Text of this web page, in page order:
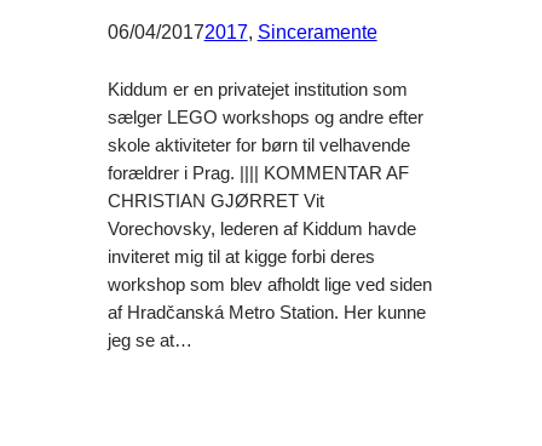
06/04/20172017, Sinceramente
Kiddum er en privatejet institution som
sælger LEGO workshops og andre efter
skole aktiviteter for børn til velhavende
forældrer i Prag. |||| KOMMENTAR AF
CHRISTIAN GJØRRET Vit
Vorechovsky, lederen af Kiddum havde
inviteret mig til at kigge forbi deres
workshop som blev afholdt lige ved siden
af Hradčanská Metro Station. Her kunne
jeg se at…